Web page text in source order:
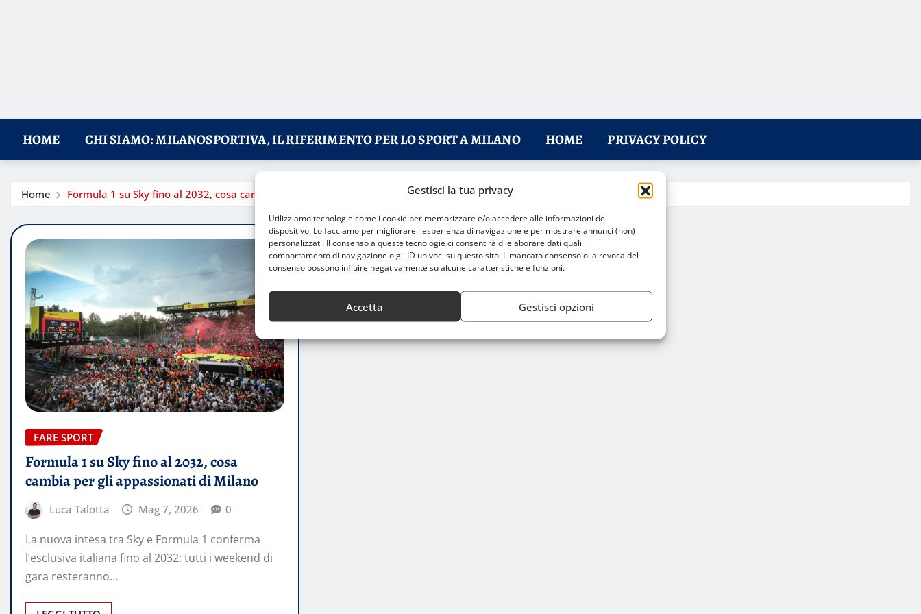
Gestisci la tua privacy
Utilizziamo tecnologie come i cookie per memorizzare e/o accedere alle informazioni del
dispositivo. Lo facciamo per migliorare l'esperienza di navigazione e per mostrare annunci (non)
personalizzati. Il consenso a queste tecnologie ci consentirà di elaborare dati quali il
comportamento di navigazione o gli ID univoci su questo sito. Il mancato consenso o la revoca del
consenso possono influire negativamente su alcune caratteristiche e funzioni.
Accetta Gestisci opzioni
HOME CHI SIAMO: MILANOSPORTIVA, IL RIFERIMENTO PER LO SPORT A MILANO HOME PRIVACY POLICY
Home Formula 1 su Sky fino al 2032, cosa cambia per gli appassionati di Milano
FARE SPORT
Formula 1 su Sky fino al 2032, cosa
cambia per gli appassionati di Milano
Luca Talotta Mag 7, 2026 0
La nuova intesa tra Sky e Formula 1 conferma
l’esclusiva italiana fino al 2032: tutti i weekend di
gara resteranno…